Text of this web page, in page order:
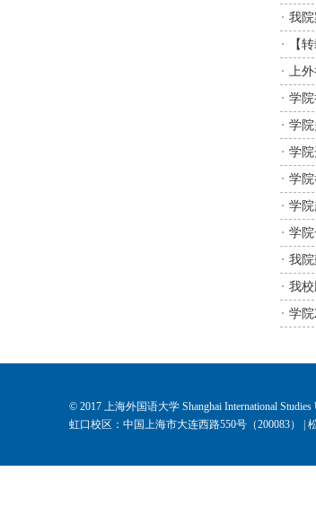
我
【
上
学
学
学
学
学
学
我
我
学
© 2017 上海外国语大学 Shanghai International
虹口校区：中国上海市大连西路550号（200083） |